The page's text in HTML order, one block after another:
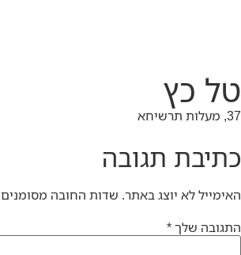
טל כץ
37, מעלות תרשיחא
כתיבת תגובה
האימייל לא יוצג באתר. שדות החובה מסומנים
התגובה שלך*